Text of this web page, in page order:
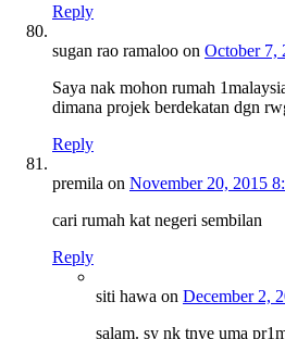
Reply
sugan rao ramaloo on October 7,
Saya nak mohon rumah
dimana projek berdekatan dgn
Reply
premila on November 20, 2015
cari rumah kat negeri sembilan
Reply
siti hawa on December 2,
salam. sy nk tnye uma